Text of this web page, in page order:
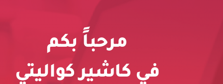
مرحباً بكم
في كاشير كواليتي